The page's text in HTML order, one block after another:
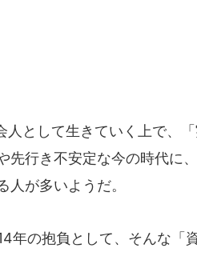
人として生きていく上で、
先行き不安定な今の時代に
人が多いようだ。
年の抱負として、そんな「